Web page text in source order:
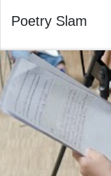
Poetry Slam